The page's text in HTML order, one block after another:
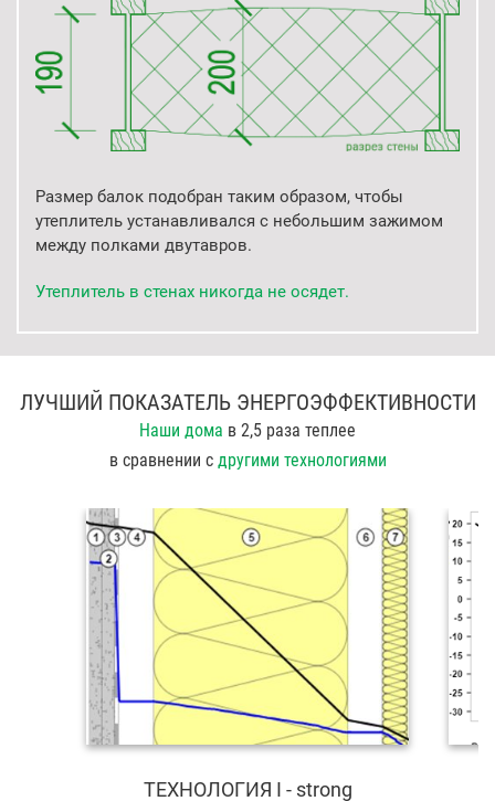
Размер балок подобран таким образом, чтобы
утеплитель устанавливался с небольшим зажимом
между полками двутавров.
Утеплитель в стенах никогда не осядет.
ЛУЧШИЙ ПОКАЗАТЕЛЬ ЭНЕРГОЭФФЕКТИВНОСТИ
Наши дома в 2,5 раза теплее
в сравнении с другими технологиями
ТЕХНОЛОГИЯ I - strong